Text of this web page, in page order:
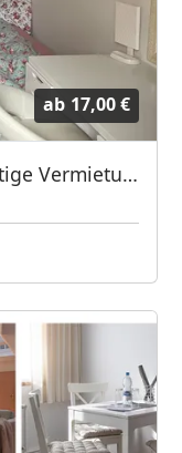
ab 17,00 €
Business Apartment, Langfristige Vermietung, Mindestmietzeit 6 Mon.